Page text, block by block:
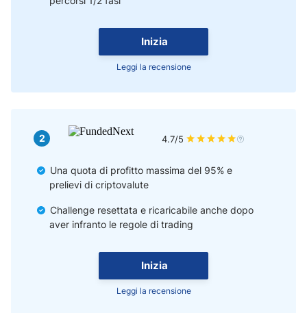
Inizia
Leggi la recensione
Inizia
Leggi la recensione
2 4.7/5
Una quota di profitto massima del 95% e
prelievi di criptovalute
Challenge resettata e ricaricabile anche dopo
aver infranto le regole di trading